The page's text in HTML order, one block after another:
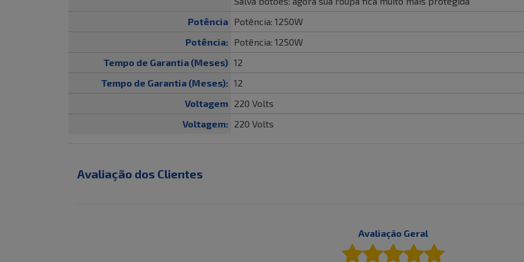
Potência
Potência: 1250W
Potência:
Potência: 1250W
Tempo de Garantia (Meses) 12
Tempo de Garantia (Meses): 12
Voltagem
220 Volts
Voltagem:
220 Volts
Avaliação dos Clientes
Avaliação Geral